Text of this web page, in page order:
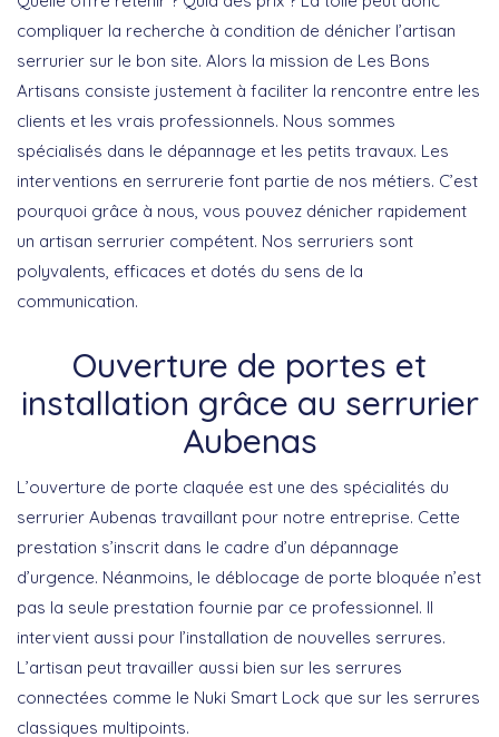
compliquer la recherche à condition de dénicher l’artisan
serrurier sur le bon site. Alors la mission de Les Bons
Artisans consiste justement à faciliter la rencontre entre les
clients et les vrais professionnels. Nous sommes
spécialisés dans le dépannage et les petits travaux. Les
interventions en serrurerie font partie de nos métiers. C’est
pourquoi grâce à nous, vous pouvez dénicher rapidement
un artisan serrurier compétent. Nos serruriers sont
polyvalents, efficaces et dotés du sens de la
communication.
Ouverture de portes et
installation grâce au serrurier
Aubenas
L’ouverture de porte claquée est une des spécialités du
serrurier Aubenas travaillant pour notre entreprise. Cette
prestation s’inscrit dans le cadre d’un dépannage
d’urgence. Néanmoins, le déblocage de porte bloquée n’est
pas la seule prestation fournie par ce professionnel. Il
intervient aussi pour l’installation de nouvelles serrures.
L’artisan peut travailler aussi bien sur les serrures
connectées comme le Nuki Smart Lock que sur les serrures
classiques multipoints.